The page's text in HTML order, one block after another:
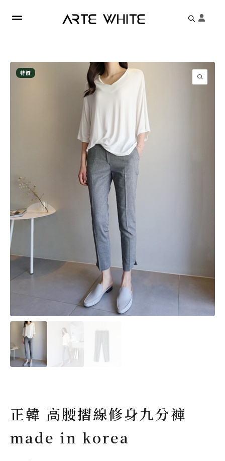
特價
正韓 高腰摺線修身九分褲
made in korea